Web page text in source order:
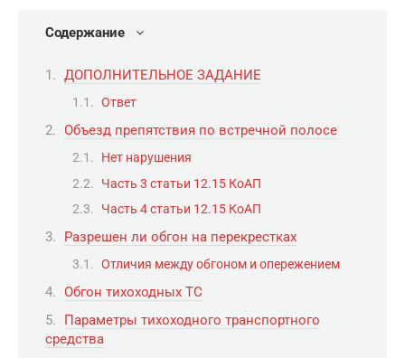
Содержание
ДОПОЛНИТЕЛЬНОЕ ЗАДАНИЕ
Ответ
Объезд препятствия по встречной полосе
Нет нарушения
Часть 3 статьи 12.15 КоАП
Часть 4 статьи 12.15 КоАП
Разрешен ли обгон на перекрестках
Отличия между обгоном и опережением
Обгон тихоходных ТС
Параметры тихоходного транспортного
средства